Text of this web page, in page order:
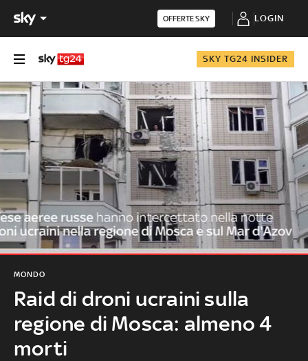
OFFERTE SKY LOGIN
SKY TG24 INSIDER
Raid di droni ucraini sulla
regione di Mosca: almeno 4
morti
MONDO